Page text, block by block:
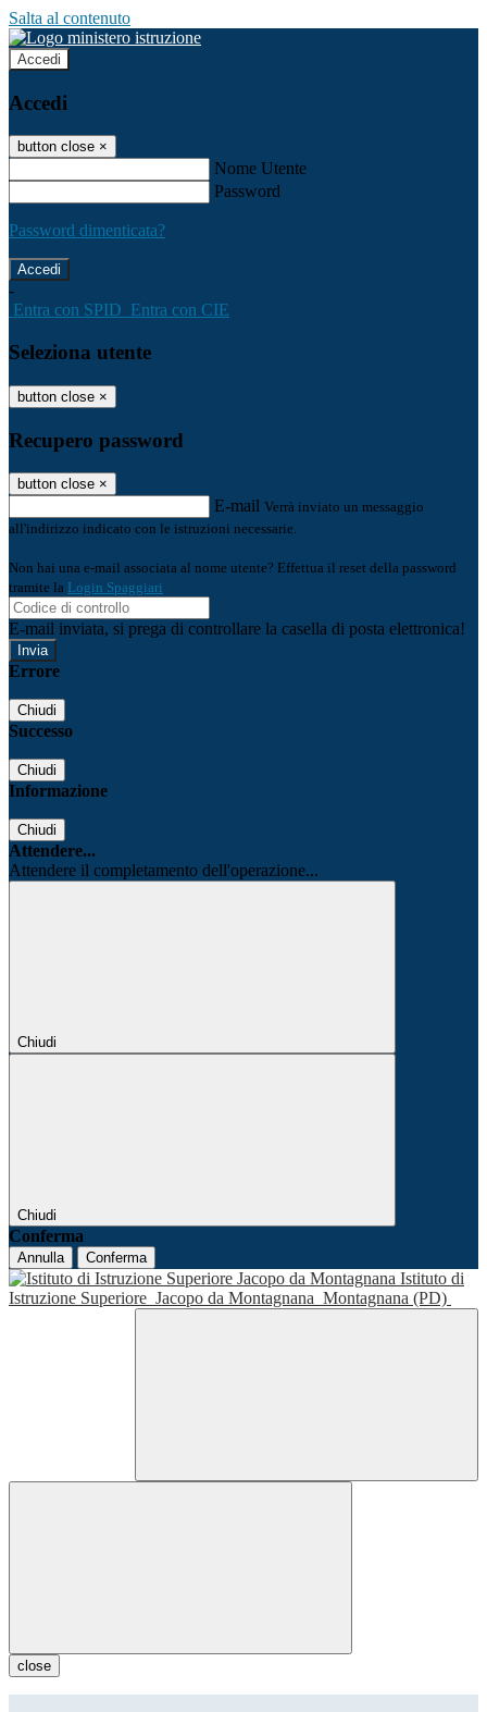
Salta al contenuto
Accedi
Accedi
button close ×
Nome Utente
Password
Password dimenticata?
-
Entra con SPID Entra con CIE
Seleziona utente
button close ×
Recupero password
button close ×
E-mail Verrà inviato un messaggio
all'indirizzo indicato con le istruzioni necessarie.
Non hai una e-mail associata al nome utente? Effettua il reset della password
tramite la Login Spaggiari
E-mail inviata, si prega di controllare la casella di posta elettronica!
Errore
Chiudi
Successo
Chiudi
Informazione
Chiudi
Attendere...
Attendere il completamento dell'operazione...
Chiudi
Chiudi
Conferma
Annulla Conferma
Istituto di
Istruzione Superiore Jacopo da Montagnana Montagnana (PD)
close